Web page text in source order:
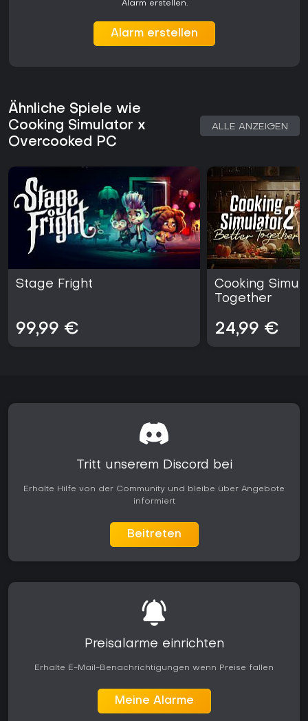
unterschiedliche Gruppengrößen und Spielstile. Solo-
Runden eignen sich für konzentriertes Üben an Rezepten
Das Bundle spricht Spieler an, die Koch-Themen sowohl im
Simulations- als auch im Action-Format genießen. Wer
realistisches Küchenmanagement sucht, findet Tiefe in den
die leichte, wettbewerbsorientierte Unterhaltung bevorzugen,
von den zeitkritischen Teamwork-Elementen profitieren.
Die Verfügbarkeit auf dem PC macht das Paket sowohl für
kurze Sessions als auch für längere Koop-Abende
zugänglich. Die unterschiedlichen Mechaniken sorgen dafür,
dass die beiden Titel sich ergänzen statt überschneiden -
mit Fortschritt in der einen und sofortiger Wiederspielbarkeit
Spieler, die entspanntes, selbstbestimmtes Kochen oder
energiegeladene kooperative Herausforderungen
Paket trennt klar zwischen strukturiertem Fortschritt und
hektischen Service-Szenarien, ohne Vorkenntnisse in einem
der beiden Stile vorauszusetzen.
Alarm erstellen.
Alarm erstellen
Ähnliche Spiele wie
Cooking Simulator x
Overcooked PC
ALLE ANZEIGEN
Stage Fright
99,99 €
Cooking
Together
24,99 €
Tritt unserem Discord bei
Erhalte Hilfe von der Community und bleibe über Angebote
informiert
Beitreten
Preisalarme einrichten
Erhalte E-Mail-Benachrichtigungen wenn Preise fallen
Meine Alarme